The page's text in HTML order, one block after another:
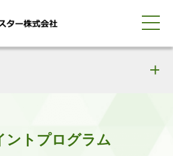
259-440
ントプログラム